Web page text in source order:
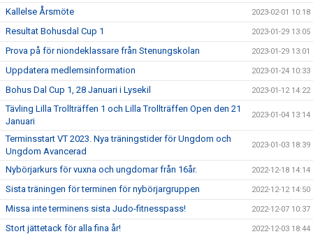
Kallelse Årsmöte 2023-02-01 10:18
Resultat Bohusdal Cup 1 2023-01-29 13:05
Prova på för niondeklassare från Stenungskolan 2023-01-29 13:01
Uppdatera medlemsinformation 2023-01-24 10:33
Bohus Dal Cup 1, 28 Januari i Lysekil 2023-01-12 14:22
Tävling Lilla Trollträffen 1 och Lilla Trollträffen Open den 21
Januari
2023-01-04 13:14
Terminsstart VT 2023. Nya träningstider för Ungdom och
Ungdom Avancerad
2023-01-03 18:39
Nybörjarkurs för vuxna och ungdomar från 16år. 2022-12-18 14:14
Sista träningen för terminen för nybörjargruppen 2022-12-12 14:50
Missa inte terminens sista Judo-fitnesspass! 2022-12-07 10:37
Stort jättetack för alla fina år! 2022-12-03 18:44